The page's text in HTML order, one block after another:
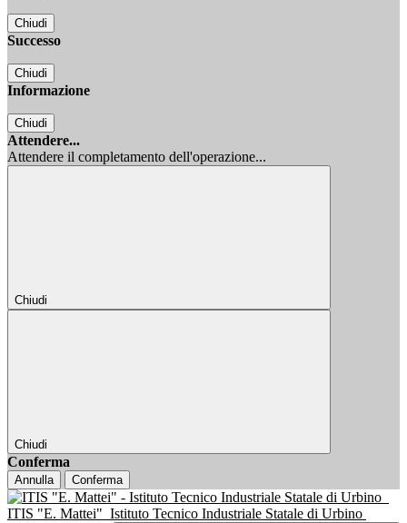
Chiudi
Successo
Chiudi
Informazione
Chiudi
Attendere...
Attendere il completamento dell'operazione...
Chiudi
Chiudi
Conferma
Annulla Conferma
ITIS "E. Mattei" Istituto Tecnico Industriale Statale di Urbino